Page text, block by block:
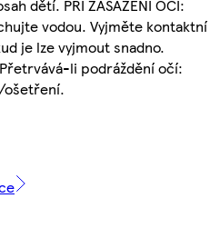
dětí. PŘI ZASAŽENÍ OČÍ:
vodou. Vyjměte kontaktní
je lze vyjmout snadno.
li podráždění očí:
ošetření.